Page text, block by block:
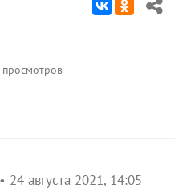
просмотров
24 августа 2021, 14:05